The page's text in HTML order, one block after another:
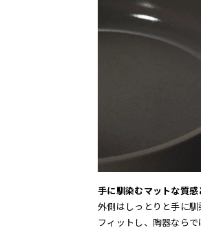
手に馴染むマットな質
外側はしっとりと手に
フィットし、陶器ならで